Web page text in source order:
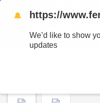
🔔 https://
We’d like to show
updates